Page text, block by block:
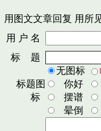
用图文文章回复 用所
用 户 名
标 题
标题图
标
无图标
你好
摆谱
晕倒